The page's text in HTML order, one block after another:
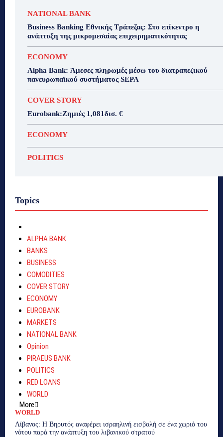
NATIONAL BANK
Business Banking Εθνικής Τράπεζας: Στο επίκεντρο η
ανάπτυξη της μικρομεσαίας επιχειρηματικότητας
ECONOMY
Alpha Bank: Άμεσες πληρωμές μέσω του διατραπεζικού
πανευρωπαϊκού συστήματος SEPA
COVER STORY
Eurobank:Ζημιές 1,081δισ. €
ECONOMY
POLITICS
Topics
ALPHA BANK
BANKS
BUSINESS
COMODITIES
COVER STORY
ECONOMY
EUROBANK
MARKETS
NATIONAL BANK
Opinion
PIRAEUS BANK
POLITICS
RED LOANS
WORLD
More
WORLD
Λίβανος: Η Βηρυτός αναφέρει ισραηλινή εισβολή σε ένα χωριό του
νότου παρά την ανάπτυξη του λιβανικού στρατού